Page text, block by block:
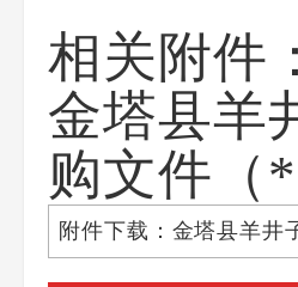
相关附件：
金塔县羊
购文件（
附件下载：金塔县羊